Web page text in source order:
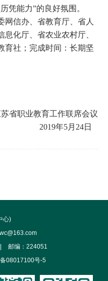
凭能力”的良好氛围。
网信办、省教育厅、省人
化厅、省农业农村厅、
育社；完成时间：长期坚
省职业教育工作联席会议
2019年5月24日
心)
邮编：224051
08017100号-5